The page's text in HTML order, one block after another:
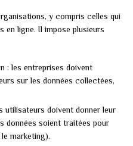
y compris celles qui
en ligne. Il impose plusieurs
: les entreprises doivent
sur les données collectées,
utilisateurs doivent donner leur
données soient traitées pour
marketing).